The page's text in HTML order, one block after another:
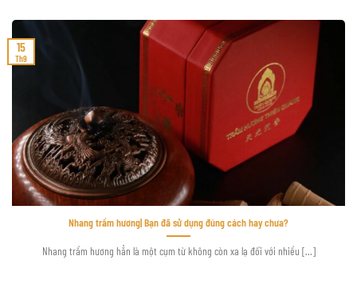
Nhang trầm hương| Bạn đã sử dụng đúng cách hay chưa?
Nhang trầm hương hẳn là một cụm từ không còn xa lạ đối với nhiều [...]
15
Th9